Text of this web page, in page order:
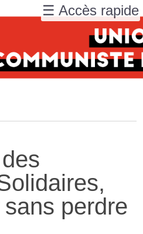
perdre
☰ Accès rapide